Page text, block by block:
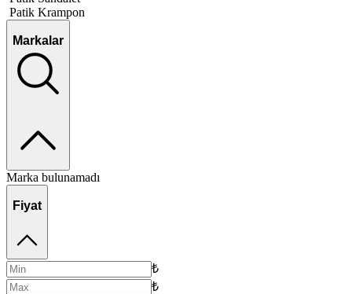
Patik Krampon
Markalar
Marka bulunamadı
Fiyat
₺
₺